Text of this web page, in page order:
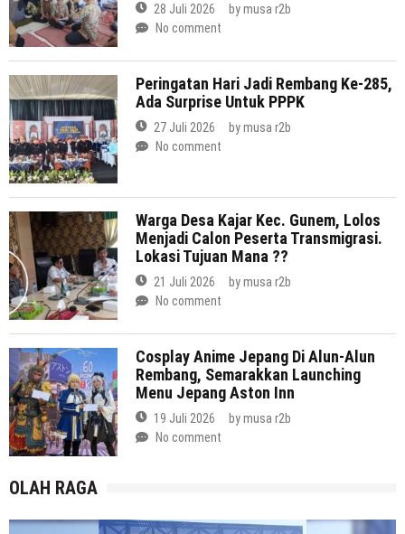
28 Juli 2026 bymusa r2b
No comment
Peringatan Hari Jadi Rembang Ke-285,
Ada Surprise Untuk PPPK
27 Juli 2026 bymusa r2b
No comment
Warga Desa Kajar Kec. Gunem, Lolos
Menjadi Calon Peserta Transmigrasi.
Lokasi Tujuan Mana ??
21 Juli 2026 bymusa r2b
No comment
Cosplay Anime Jepang Di Alun-Alun
Rembang, Semarakkan Launching
Menu Jepang Aston Inn
19 Juli 2026 bymusa r2b
No comment
OLAH RAGA